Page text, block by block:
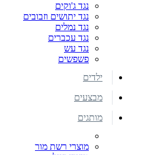
נגד ג'וקים
נגד יתושים וזבובים
נגד נמלים
נגד עכברים
נגד עש
פשפשים
ילדים
מבצעים
מותגים
מוצרי רשת מור